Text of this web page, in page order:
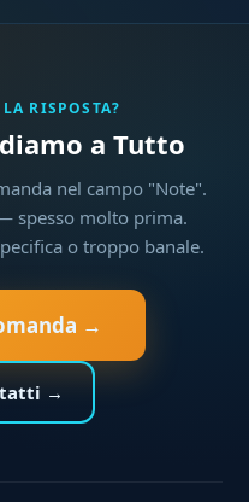
RISPOSTA?
a Tutto
nel campo "Note".
spesso molto prima.
o troppo banale.
→
→